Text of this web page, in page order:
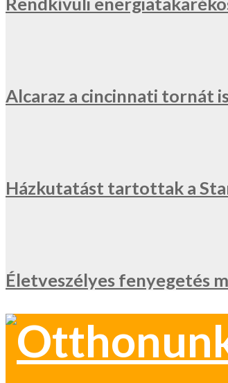
Alcaraz a cincinnati tornát
Házkutatást tartottak a
Életveszélyes fenyegetés